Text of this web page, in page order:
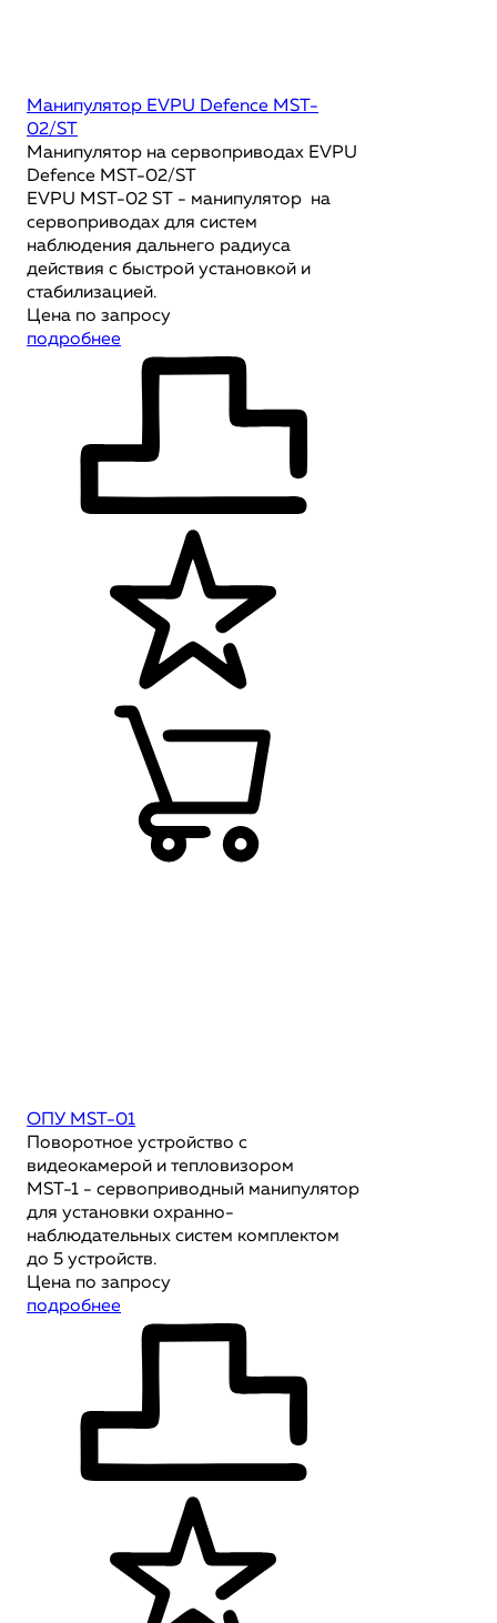
Манипулятор EVPU Defence MST-
02/ST
Манипулятор на сервоприводах EVPU
Defence MST-02/ST
EVPU MST-02 ST - манипулятор на
сервоприводах для систем
наблюдения дальнего радиуса
действия с быстрой установкой и
стабилизацией.
Цена по запросу
подробнее
ОПУ MST-01
Поворотное устройство с
видеокамерой и тепловизором
MST-1 - сервоприводный манипулятор
для установки охранно-
наблюдательных систем комплектом
до 5 устройств.
Цена по запросу
подробнее